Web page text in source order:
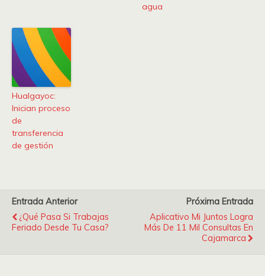
agua
Hualgayoc:
Inician proceso
de
transferencia
de gestión
Entrada Anterior
¿Qué Pasa Si Trabajas
Feriado Desde Tu Casa?
Próxima Entrada
Aplicativo Mi Juntos Logra
Más De 11 Mil Consultas En
Cajamarca